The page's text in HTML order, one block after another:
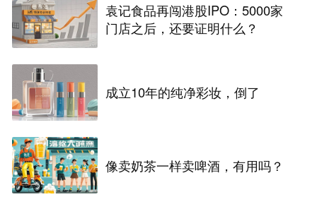
袁记食品再闯港股IPO：5000家
门店之后，还要证明什么？
成立10年的纯净彩妆，倒了
像卖奶茶一样卖啤酒，有用吗？